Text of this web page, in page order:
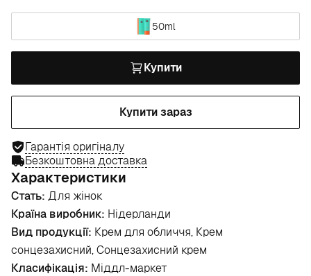
50ml
Купити
Купити зараз
Гарантія оригіналу
Безкоштовна доставка
Характеристики
Стать: Для жінок
Країна виробник: Нідерланди
Вид продукції: Крем для обличчя, Крем
сонцезахисний, Сонцезахисний крем
Класифікація: Міддл-маркет